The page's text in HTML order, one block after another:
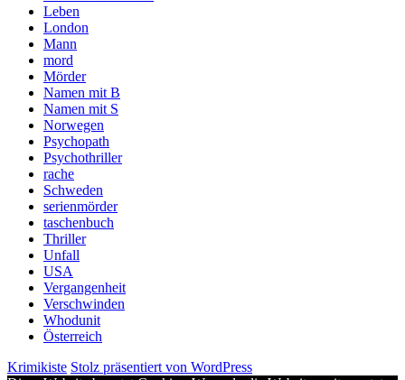
Leben
London
Mann
mord
Mörder
Namen mit B
Namen mit S
Norwegen
Psychopath
Psychothriller
rache
Schweden
serienmörder
taschenbuch
Thriller
Unfall
USA
Vergangenheit
Verschwinden
Whodunit
Österreich
Krimikiste Stolz präsentiert von WordPress